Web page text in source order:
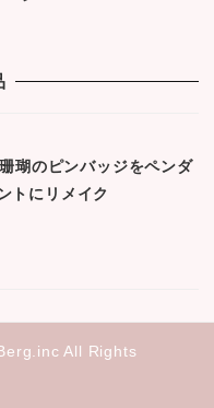
瑚のピンバッジをペンダ
トにリメイク
All Rights